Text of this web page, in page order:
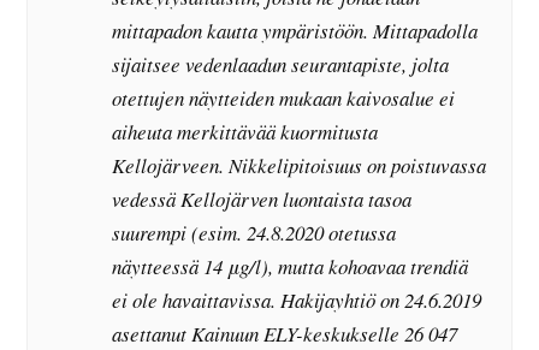
mittapadon kautta ympäristöön. Mittapadolla
sijaitsee vedenlaadun seurantapiste, jolta
otettujen näytteiden mukaan kaivosalue ei
aiheuta merkittävää kuormitusta
Kellojärveen. Nikkelipitoisuus on poistuvassa
vedessä Kellojärven luontaista tasoa
suurempi (esim. 24.8.2020 otetussa
näytteessä 14 μg/l), mutta kohoavaa trendiä
ei ole havaittavissa. Hakijayhtiö on 24.6.2019
asettanut Kainuun ELY-keskukselle 26 047